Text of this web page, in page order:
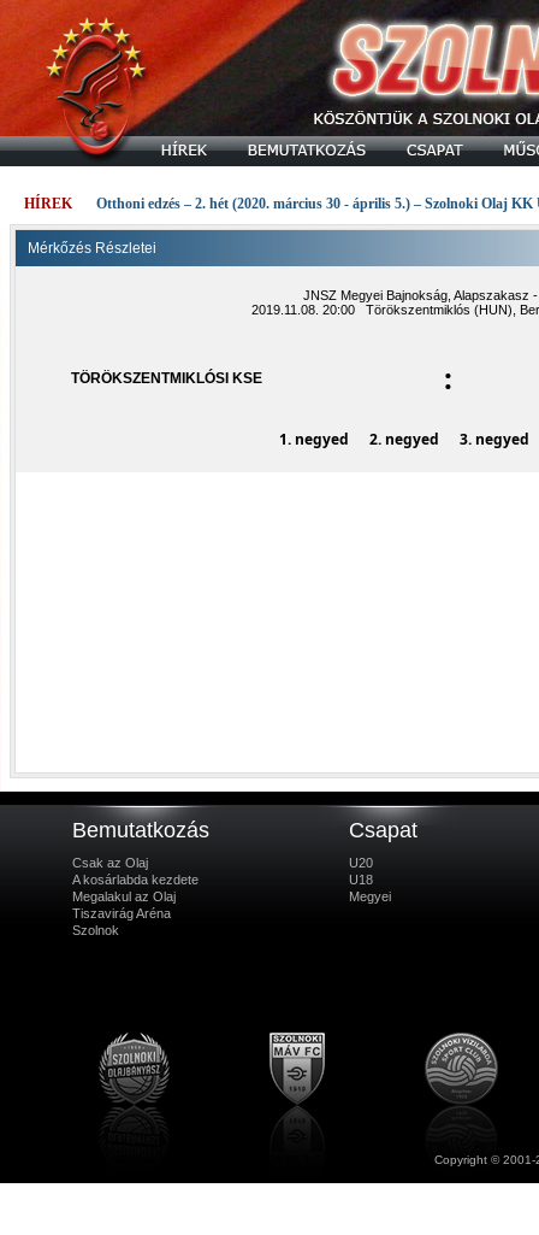
HÍREK Otthoni edzés – 2. hét (2020. március 30 - április 5.) – Szolnoki Olaj KK
Mérkőzés Részletei
JNSZ Megyei Bajnokság, Alapszakasz
2019.11.08. 20:00 Törökszentmiklós (HUN),
TÖRÖKSZENTMIKLÓSI KSE :
1. negyed 2. negyed 3. negyed
Bemutatkozás
Csak az Olaj
A kosárlabda kezdete
Megalakul az Olaj
Tiszavirág Aréna
Szolnok
Csapat
U20
U18
Megyei
Copyright ©